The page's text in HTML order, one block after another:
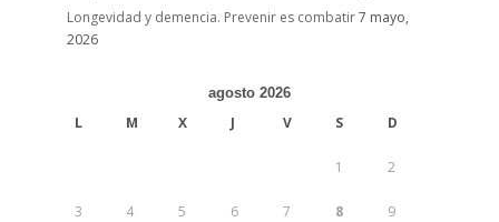
Longevidad y demencia. Prevenir es combatir7 mayo,
2026
agosto 2026
L M X J V S D
1 2
3 4 5 6 7 8 9